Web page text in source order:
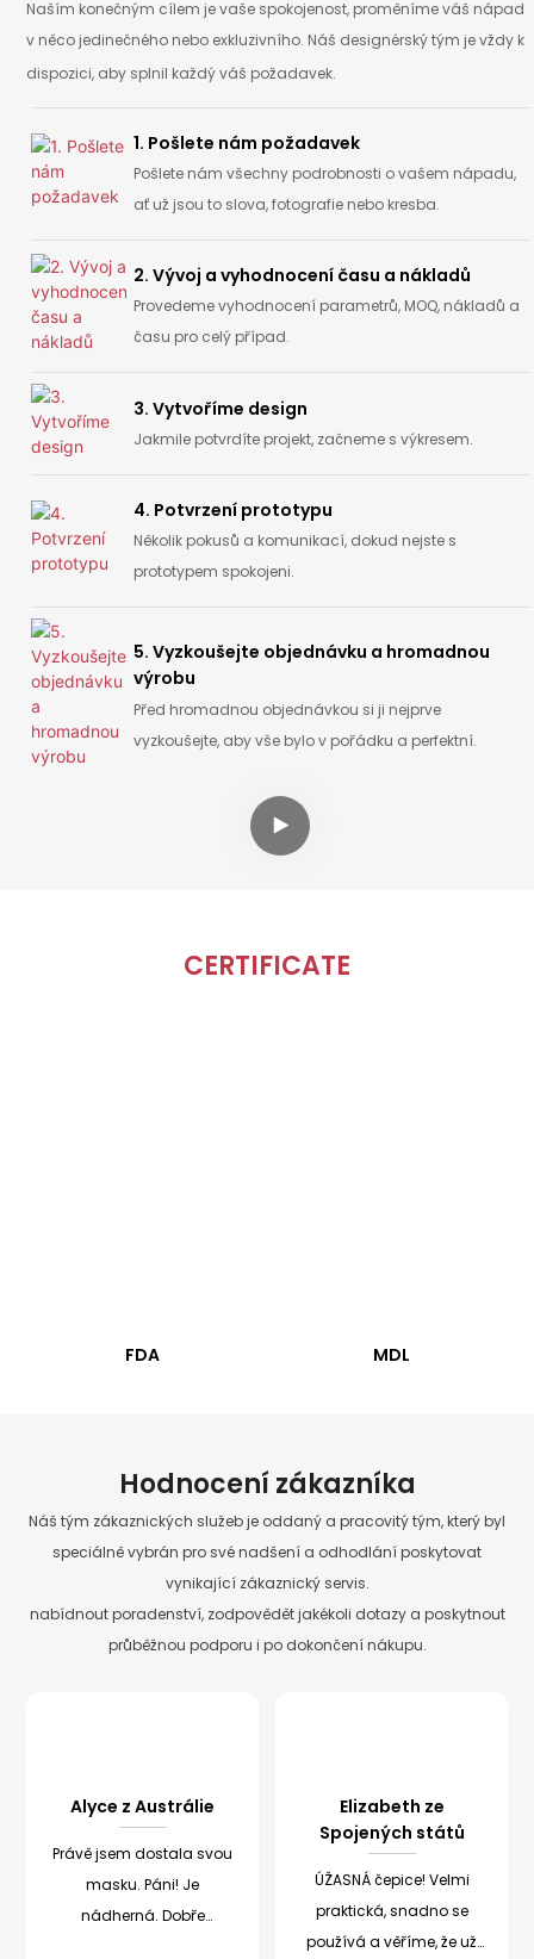
Naším konečným cílem je vaše spokojenost, proměníme váš nápad
v něco jedinečného nebo exkluzivního. Náš designérský tým je vždy k
dispozici, aby splnil každý váš požadavek.
1. Pošlete nám požadavek
Pošlete nám všechny podrobnosti o vašem nápadu,
ať už jsou to slova, fotografie nebo kresba.
2. Vývoj a vyhodnocení času a nákladů
Provedeme vyhodnocení parametrů, MOQ, nákladů a
času pro celý případ.
3. Vytvoříme design
Jakmile potvrdíte projekt, začneme s výkresem.
4. Potvrzení prototypu
Několik pokusů a komunikací, dokud nejste s
prototypem spokojeni.
5. Vyzkoušejte objednávku a hromadnou
výrobu
Před hromadnou objednávkou si ji nejprve
vyzkoušejte, aby vše bylo v pořádku a perfektní.
CERTIFICATE
FDA MDL
Hodnocení zákazníka
Náš tým zákaznických služeb je oddaný a pracovitý tým, který byl
speciálně vybrán pro své nadšení a odhodlání poskytovat
vynikající zákaznický servis.
nabídnout poradenství, zodpovědět jakékoli dotazy a poskytnout
průběžnou podporu i po dokončení nákupu.
Alyce z Austrálie
Právě jsem dostala svou
masku. Páni! Je
nádherná. Dobře
Elizabeth ze
Spojených států
ÚŽASNÁ čepice! Velmi
praktická, snadno se
používá a věříme, že už